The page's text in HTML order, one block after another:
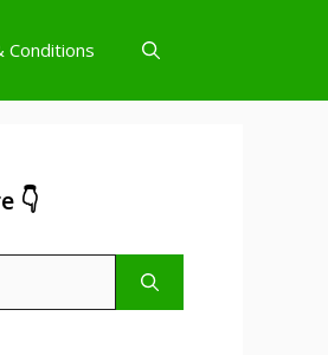
Conditions
👇